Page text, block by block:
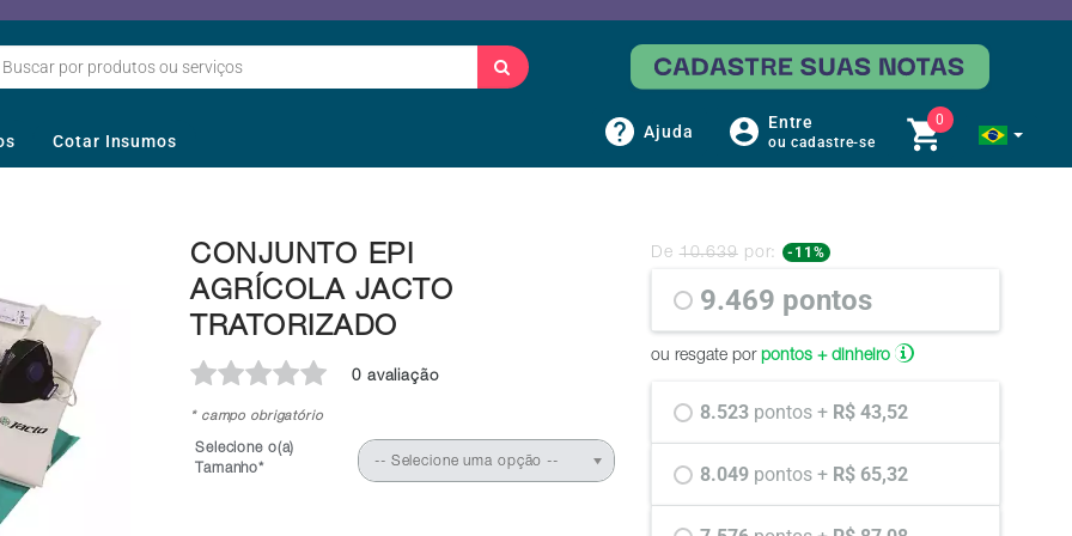
Cotar Insumos Ajuda Entre
ou cadastre-se
0
CONJUNTO EPI
AGRÍCOLA JACTO
TRATORIZADO
0 avaliação
* campo obrigatório
Selecione o(a)
Tamanho*
-- Selecione uma opção --
De 10.639por: -11%
9.469 pontos
ou resgate por pontos + dinheiro
8.523 pontos + R$ 43,52
8.049 pontos + R$ 65,32